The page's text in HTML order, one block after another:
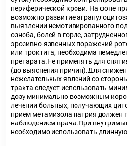
периферической крови. На фоне
возможно развитие
выявлении немотивированного
озноба, болей в горле,
эрозивно-язвенных поражений
или проктита, необходима
препарата.Не применять для
(до выяснения причин).Для
нежелательных явлений со
тракта следует использовать
дозу минимально возможным
лечении больных, получающих
прием метамизола натрия должен
наблюдением врача.При
необходимо использовать длинную